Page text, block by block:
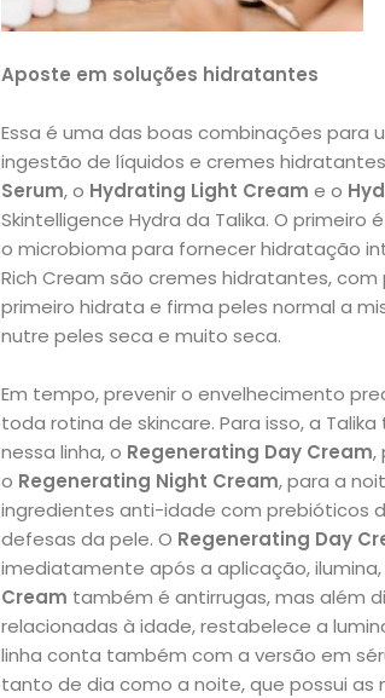
&
Filhos
Notícias
Opinião
Pets
Receitas
Saúde
e
Qualidade
de
Vida
Aposte em soluções hidratantes
Essa é uma das boas combinações para
ingestão de líquidos e cremes
Serum, o Hydrating Light Cream e o
Skintelligence Hydra da Talika. O
o microbioma para fornecer hidratação
Rich Cream são cremes hidratantes,
primeiro hidrata e firma peles normal a
nutre peles seca e muito seca.
Em tempo, prevenir o envelhecimento
toda rotina de skincare. Para isso, a
nessa linha, o Regenerating Day Cream,
o Regenerating Night Cream, para a
ingredientes anti-idade com prebióticos
defesas da pele. O Regenerating Day
imediatamente após a aplicação, ilumina,
Cream também é antirrugas, mas além
relacionadas à idade, restabelece a
linha conta também com a versão em
tanto de dia como a noite, que possui